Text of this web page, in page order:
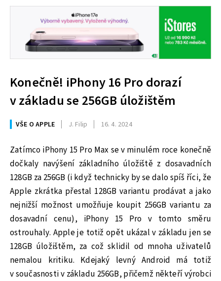
Konečně! iPhony 16 Pro dorazí
v základu se 256GB úložištěm
VŠE O APPLE J. Filip 16. 4. 2024
Zatímco iPhony 15 Pro Max se v minulém roce konečně
dočkaly navýšení základního úložiště z dosavadních
128GB za 256GB (i když technicky by se dalo spíš říci, že
Apple zkrátka přestal 128GB variantu prodávat a jako
nejnižší možnost umožňuje koupit 256GB variantu za
dosavadní cenu), iPhony 15 Pro v tomto směru
ostrouhaly. Apple je totiž opět ukázal v základu jen se
128GB úložištěm, za což sklidil od mnoha uživatelů
nemalou kritiku. Kdejaký levný Android má totiž
v současnosti v základu 256GB, přičemž někteří výrobci